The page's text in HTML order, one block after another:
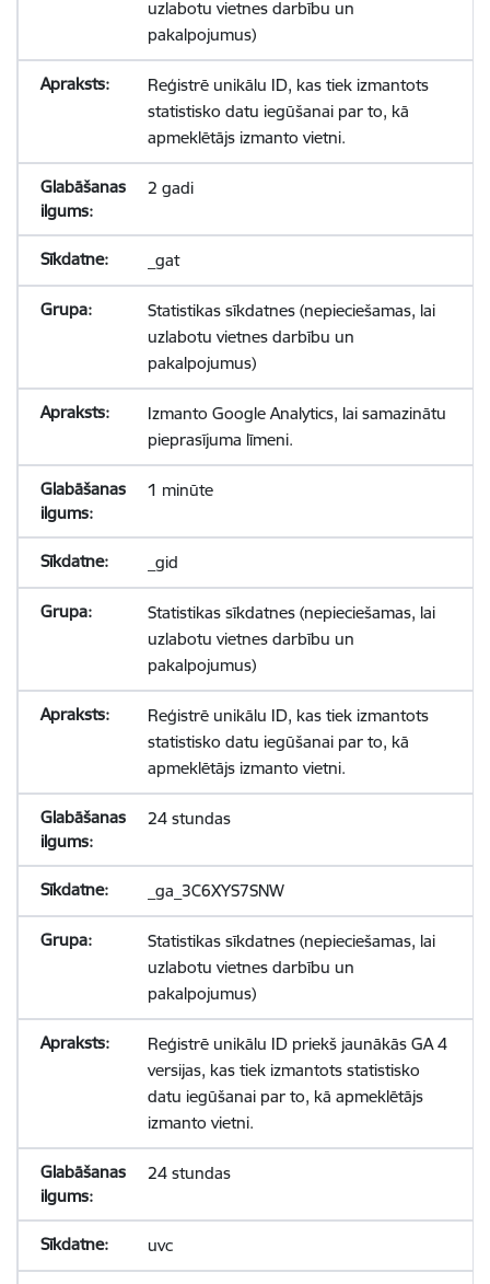
uzlabotu vietnes darbību un
pakalpojumus)
Reģistrē unikālu ID, kas tiek izmantots
statistisko datu iegūšanai par to, kā
apmeklētājs izmanto vietni.
2 gadi
_gat
Statistikas sīkdatnes (nepieciešamas, lai
uzlabotu vietnes darbību un
pakalpojumus)
Izmanto Google Analytics, lai samazinātu
pieprasījuma līmeni.
1 minūte
_gid
Statistikas sīkdatnes (nepieciešamas, lai
uzlabotu vietnes darbību un
pakalpojumus)
Reģistrē unikālu ID, kas tiek izmantots
statistisko datu iegūšanai par to, kā
apmeklētājs izmanto vietni.
24 stundas
_ga_3C6XYS7SNW
Statistikas sīkdatnes (nepieciešamas, lai
uzlabotu vietnes darbību un
pakalpojumus)
Reģistrē unikālu ID priekš jaunākās GA 4
versijas, kas tiek izmantots statistisko
datu iegūšanai par to, kā apmeklētājs
izmanto vietni.
24 stundas
uvc